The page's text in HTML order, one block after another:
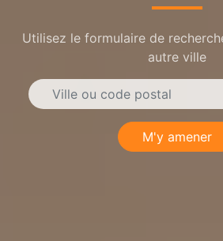
Utilisez le formulaire de
autre ville
M'y amener